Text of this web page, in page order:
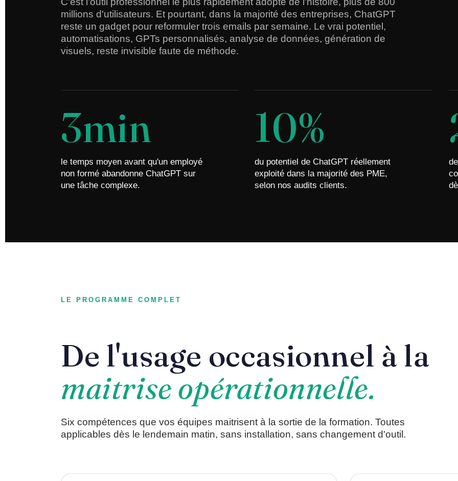
millions d'utilisateurs. Et pourtant, dans la majorité des entreprises, ChatGPT
reste un gadget pour reformuler trois emails par semaine. Le vrai potentiel,
automatisations, GPTs personnalisés, analyse de données, génération de
visuels, reste invisible faute de méthode.
3min
le temps moyen avant qu'un employé
non formé abandonne ChatGPT sur
une tâche complexe.
10%
du potentiel de ChatGPT réellement
exploité dans la majorité des PME,
selon nos audits clients.
LE PROGRAMME COMPLET
De l'usage occasionnel à la
maitrise opérationnelle.
Six compétences que vos équipes maitrisent à la sortie de la formation. Toutes
applicables dès le lendemain matin, sans installation, sans changement d'outil.